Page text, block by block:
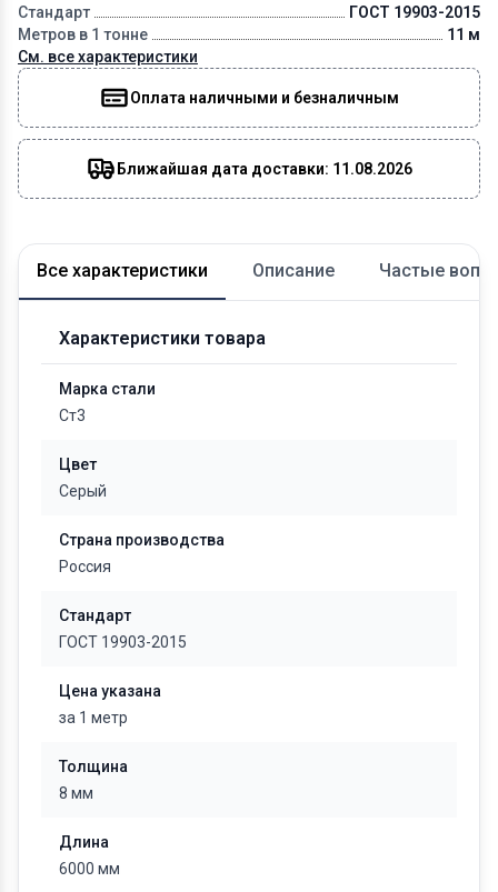
Стандарт
ГОСТ 19903-2015
Метров в 1 тонне
11 м
См. все характеристики
Оплата наличными и безналичным
Ближайшая дата доставки: 11.08.2026
Все характеристики Описание Частые
Характеристики товара
Марка стали
Ст3
Цвет
Серый
Страна производства
Россия
Стандарт
ГОСТ 19903-2015
Цена указана
за 1 метр
Толщина
8 мм
Длина
6000 мм